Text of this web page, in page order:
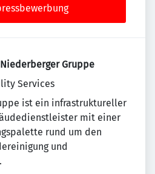
Gruppe
Services
ist ein infrastruktureller
mit einer
rund um den
und